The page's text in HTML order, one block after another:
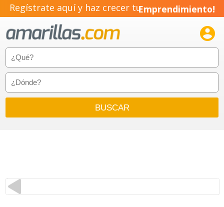
Regístrate aquí y haz crecer tuEmprendimiento!
